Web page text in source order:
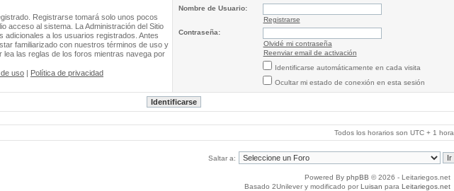
Registrarse tomará solo unos pocos
acceso al sistema. La Administración del Sitio
adicionales a los usuarios registrados. Antes
familiarizado con nuestros términos de uso y
las reglas de los foros mientras navega por
uso | Política de privacidad
Nombre de Usuario:
Registrarse
Contraseña:
Olvidé mi contraseña
Reenviar email de activación
Identificarse automáticamente en cada visita
Ocultar mi estado de conexión en esta sesión
Todos los horarios son UTC + 1 hora
Saltar a:
Powered By phpBB © 2026 - Leitariegos.net
Basado 2Unilever y modificado por Luisan para Leitariegos.net